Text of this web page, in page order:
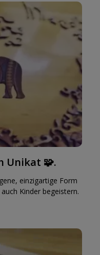
Unikat 🧩.
einzigartige Form
Kinder begeistern.